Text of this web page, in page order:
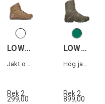
LOWA ZEPHYR MID TF WS
Rek 2
299,00
LOWA ZEPHYR GTX HI TF
Rek 2
899,00